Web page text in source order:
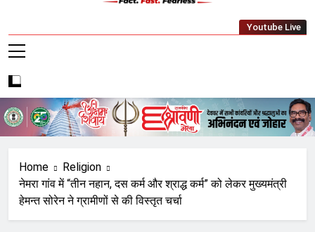
Munadi Live – Jharkhand's Leading Local
Youtube Live
Home
Religion
नेमरा गांव में “तीन नहान, दस कर्म और श्राद्ध कर्म” को लेकर मुख्यमंत्री
हेमन्त सोरेन ने ग्रामीणों से की विस्तृत चर्चा